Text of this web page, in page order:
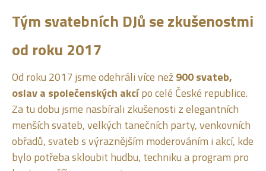
Tým svatebních DJů se zkušenostmi
od roku 2017
Od roku 2017 jsme odehráli více než900 svateb,
oslav a společenských akcípo celé České republice.
Za tu dobu jsme nasbírali zkušenosti z elegantních
menších svateb, velkých tanečních party, venkovních
obřadů, svateb s výraznějším moderováním i akcí, kde
bylo potřeba skloubit hudbu, techniku a program pro